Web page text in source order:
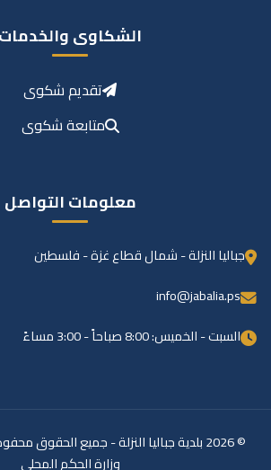
الشكاوى والخدمات
تقديم شكوى
متابعة شكوى
معلومات التواصل
جباليا النزلة - شمال قطاع غزة - فلسطين
info@jabalia.ps
السبت - الخميس: 8:00 صباحاً - 3:00 مساءً
© 2026 بلدية جباليا النزلة - جميع
وزارة الحكم المحلي